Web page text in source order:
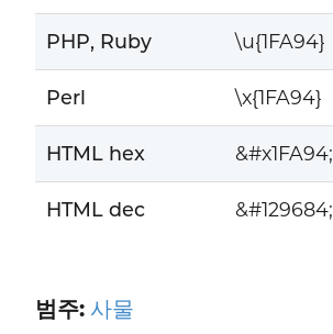
PHP, Ruby \u{1FA94}
Perl \x{1FA94}
HTML hex &#x1FA94;
HTML dec &#129684;
범주: 사물